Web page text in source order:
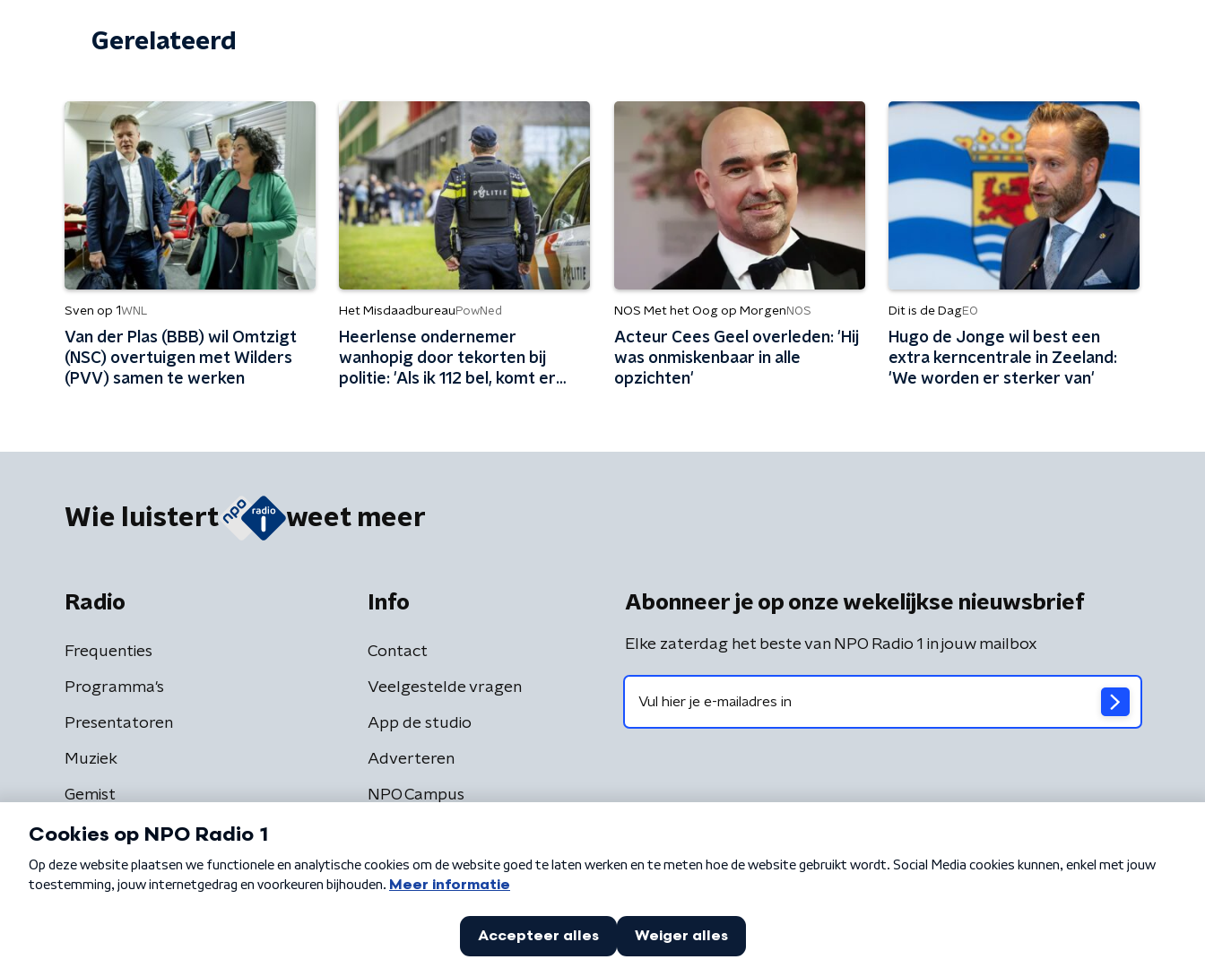
Gerelateerd
Sven op 1WNL
Van der Plas (BBB) wil Omtzigt
(NSC) overtuigen met Wilders
(PVV) samen te werken
Het Misdaadbureau PowNed
Heerlense ondernemer
wanhopig door tekorten bij
politie: 'Als ik 112 bel, komt er
NOS Met het Oog op Morgen NOS
Acteur Cees Geel overleden: 'Hij
was onmiskenbaar in alle
opzichten'
Dit is de DagEO
Hugo de Jonge wil best een
extra kerncentrale in Zeeland:
'We worden er sterker van'
Wie luistert weet meer
Radio
Frequenties
Programma's
Presentatoren
Muziek
Gemist
Info
Contact
Veelgestelde vragen
App de studio
Adverteren
NPO Campus
Abonneer je op onze wekelijkse nieuwsbrief
Elke zaterdag het beste van NPO Radio 1 in jouw mailbox
Algemene voorwaarden Privacybeleid